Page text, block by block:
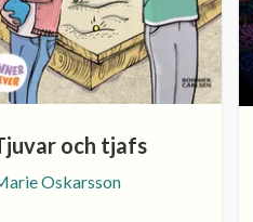
och tjafs
Oskarsson